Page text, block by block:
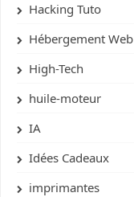
Hacking Tuto
Hébergement Web
High-Tech
huile-moteur
IA
Idées Cadeaux
imprimantes